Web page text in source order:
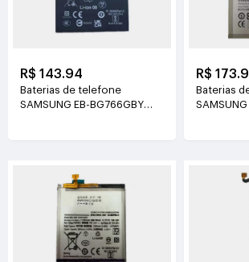
R$ 143.94
Baterias de telefone
SAMSUNG EB-BG766GBY
R$
Baterias